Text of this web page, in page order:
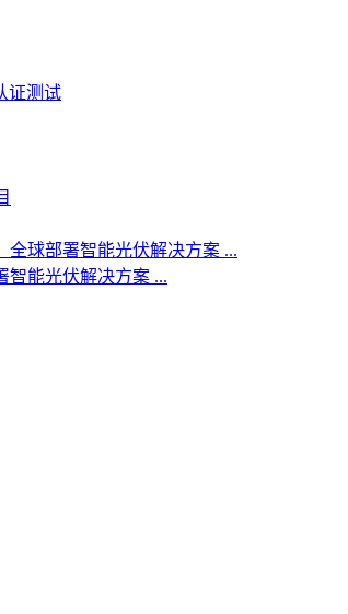
证测试
全球部署智能光伏解决方案 ...
智能光伏解决方案 ...